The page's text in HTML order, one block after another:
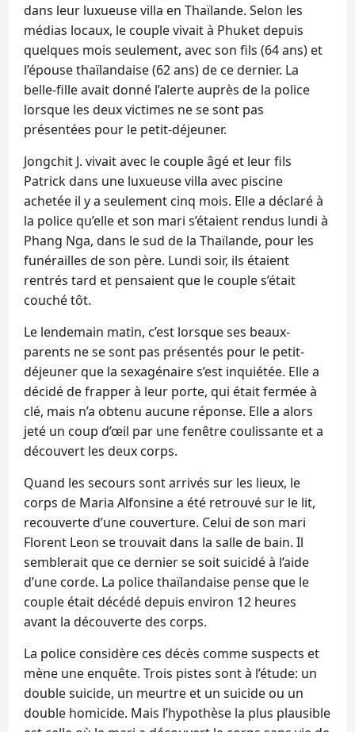
dans leur luxueuse villa en Thaïlande. Selon les
médias locaux, le couple vivait à Phuket depuis
quelques mois seulement, avec son fils (64 ans) et
l’épouse thaïlandaise (62 ans) de ce dernier. La
belle-fille avait donné l’alerte auprès de la police
lorsque les deux victimes ne se sont pas
présentées pour le petit-déjeuner.
Jongchit J. vivait avec le couple âgé et leur fils
Patrick dans une luxueuse villa avec piscine
achetée il y a seulement cinq mois. Elle a déclaré à
la police qu’elle et son mari s’étaient rendus lundi à
Phang Nga, dans le sud de la Thaïlande, pour les
funérailles de son père. Lundi soir, ils étaient
rentrés tard et pensaient que le couple s’était
couché tôt.
Le lendemain matin, c’est lorsque ses beaux-
parents ne se sont pas présentés pour le petit-
déjeuner que la sexagénaire s’est inquiétée. Elle a
décidé de frapper à leur porte, qui était fermée à
clé, mais n’a obtenu aucune réponse. Elle a alors
jeté un coup d’œil par une fenêtre coulissante et a
découvert les deux corps.
Quand les secours sont arrivés sur les lieux, le
corps de Maria Alfonsine a été retrouvé sur le lit,
recouverte d’une couverture. Celui de son mari
Florent Leon se trouvait dans la salle de bain. Il
semblerait que ce dernier se soit suicidé à l’aide
d’une corde. La police thaïlandaise pense que le
couple était décédé depuis environ 12 heures
avant la découverte des corps.
La police considère ces décès comme suspects et
mène une enquête. Trois pistes sont à l’étude: un
double suicide, un meurtre et un suicide ou un
double homicide. Mais l’hypothèse la plus plausible